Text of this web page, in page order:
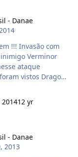
são possiveis
npc irá vender as
- Danae
com
ataque
vistos Dragon
raça,
evitar uma
com um prêmio
conta de luz
201412 yr
- Danae
2013